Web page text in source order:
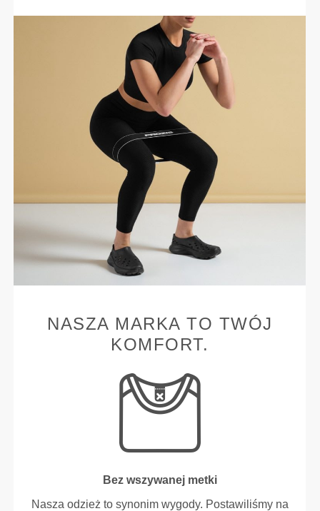
NASZA MARKA TO TWÓJ
KOMFORT.
Bez wszywanej metki
Nasza odzież to synonim wygody. Postawiliśmy na